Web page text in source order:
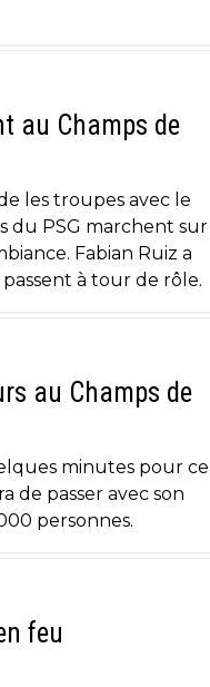
au Champs de
les troupes avec le
du PSG marchent
Fabian Ruiz a
à tour de rôle.
au Champs de
minutes pour ce
de passer avec son
personnes.
feu